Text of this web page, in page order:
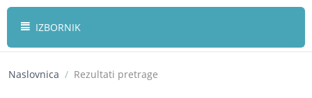
IZBORNIK
Naslovnica / Rezultati pretrage